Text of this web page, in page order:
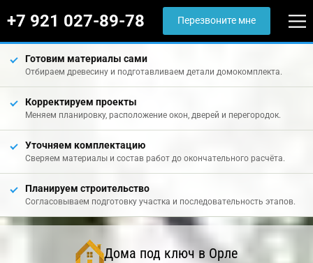
+7 921 027-89-78 Перезвоните мне
Готовим материалы сами
Отбираем древесину и подготавливаем детали домокомплекта.
Корректируем проекты
Меняем планировку, расположение окон, дверей и перегородок.
Уточняем комплектацию
Сверяем материалы и состав работ до окончательного расчёта.
Планируем строительство
Согласовываем подготовку участка и последовательность этапов.
Дома под ключ в Орле